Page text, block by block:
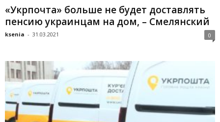
«Укрпочта» больше не будет доставлять
пенсию украинцам на дом, – Смелянский
ksenia - 31.03.2021 0